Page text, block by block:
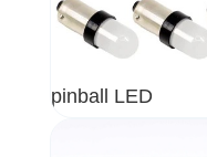
pinball LED